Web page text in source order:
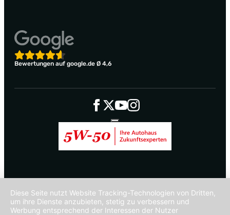
Bewertungen auf google.de Ø 4,6
Diese Seite nutzt Website Tracking-Technologien von Dritten,
um ihre Dienste anzubieten, stetig zu verbessern und
Werbung entsprechend der Interessen der Nutzer